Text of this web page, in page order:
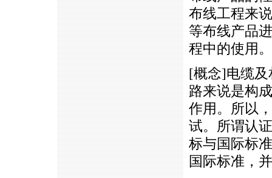
布线工程来
等布线产品
程中的使用。
[概念]电缆及
路来说是构
作用。所以
试。所谓认
标与国际标
国际标准，